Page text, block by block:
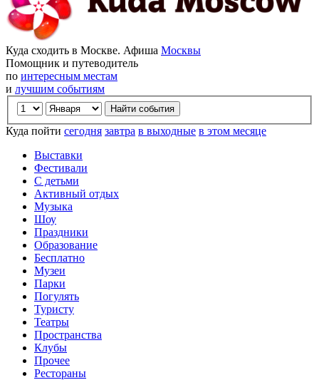
Куда сходить в Москве. Афиша Москвы
Помощник и путеводитель
по интересным местам
и лучшим событиям
Куда пойти сегодня завтра в выходные в этом месяце
Выставки
Фестивали
С детьми
Активный отдых
Музыка
Шоу
Праздники
Образование
Бесплатно
Музеи
Парки
Погулять
Туристу
Театры
Пространства
Клубы
Прочее
Рестораны